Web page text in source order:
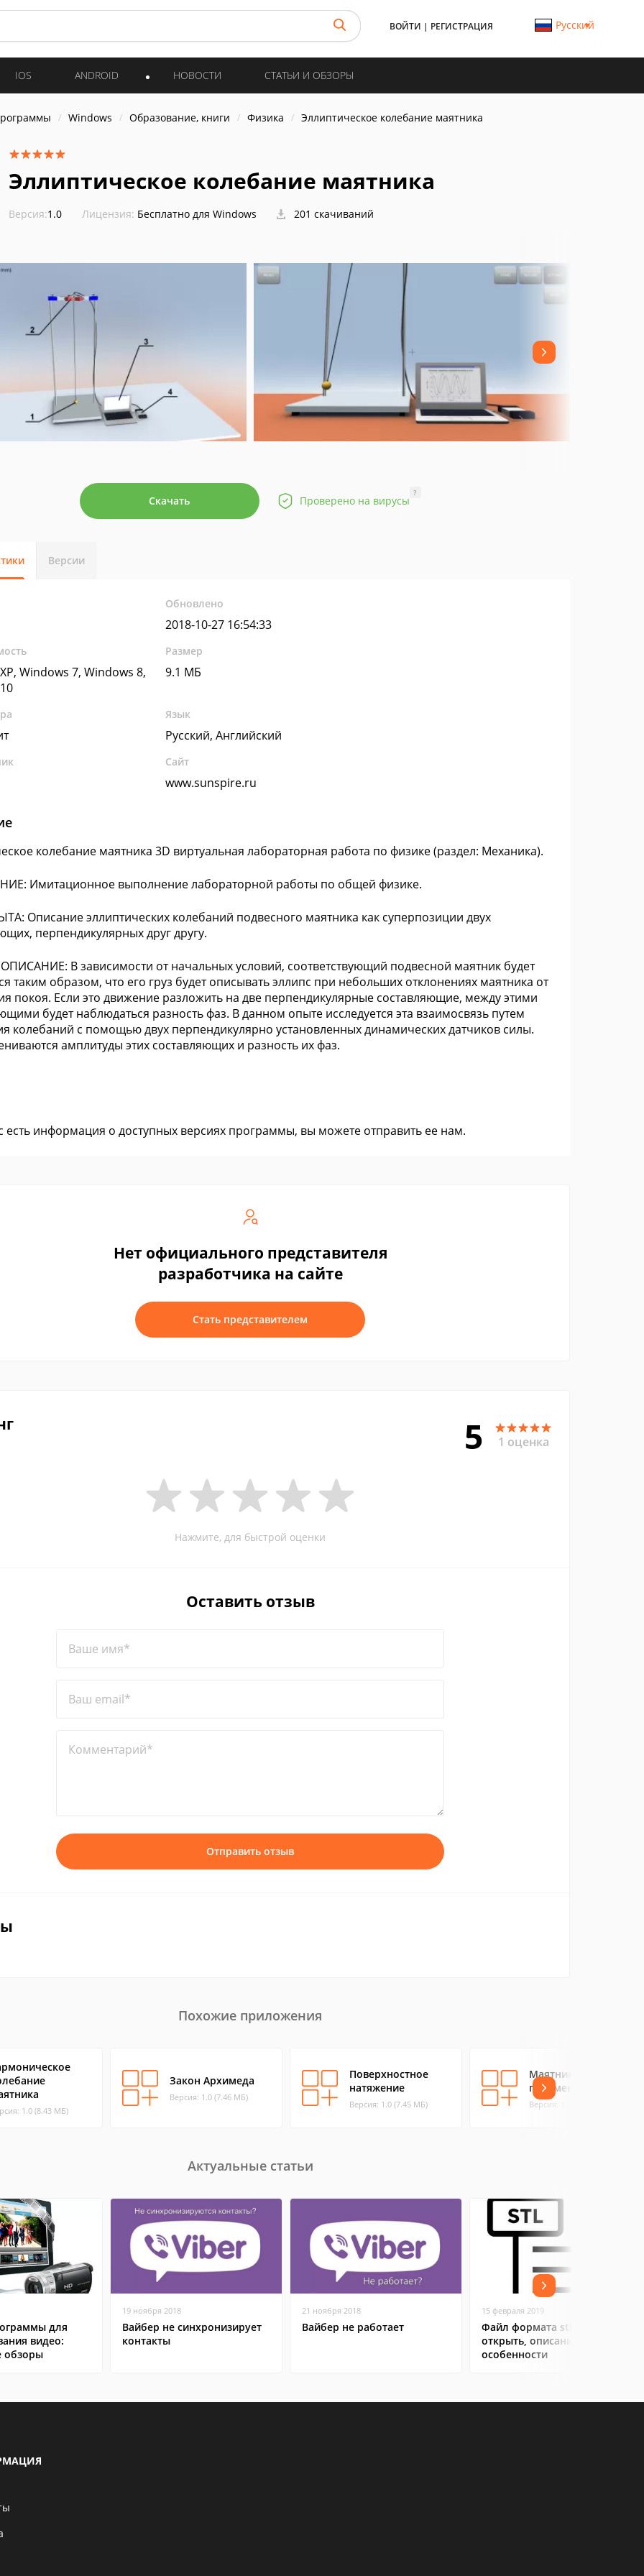
ВОЙТИ | РЕГИСТРАЦИЯ Русский
IOS ANDROID НОВОСТИ СТАТЬИ И ОБЗОРЫ
Windows Образование, книги Физика Эллиптическое колебание маятника
Эллиптическое колебание маятника
Версия:1.0 Лицензия: Бесплатно для Windows 201 скачиваний
Скачать Проверено на вирусы
?
Версии
Обновлено
2018-10-27 16:54:33
Windows 7, Windows 8,
Размер
9.1 МБ
Язык
Русский, Английский
Сайт
www.sunspire.ru
колебание маятника 3D виртуальная лабораторная работа по физике (раздел: Механика).
Имитационное выполнение лабораторной работы по общей физике.
Описание эллиптических колебаний подвесного маятника как суперпозиции двух
перпендикулярных друг другу.
В зависимости от начальных условий, соответствующий подвесной маятник будет
таким образом, что его груз будет описывать эллипс при небольших отклонениях маятника от
покоя. Если это движение разложить на две перпендикулярные составляющие, между этими
будет наблюдаться разность фаз. В данном опыте исследуется эта взаимосвязь путем
колебаний с помощью двух перпендикулярно установленных динамических датчиков силы.
амплитуды этих составляющих и разность их фаз.
есть информация о доступных версиях программы, вы можете отправить ее нам.
Нет официального представителя
разработчика на сайте
Стать представителем
5 1 оценка
Нажмите, для быстрой оценки
Оставить отзыв
Ваше имя*
Ваш email*
Комментарий*
Отправить отзыв
Похожие приложения
1.0 (8.43 МБ)
Закон Архимеда
Версия: 1.0 (7.46 МБ)
Поверхностное
натяжение
Версия: 1.0 (7.45 МБ)
Маятник с
переменным g
Версия: 1.0 (8.81 МБ)
Актуальные статьи
для
видео:
обзоры
19 ноября 2018
Вайбер не синхронизирует
контакты
21 ноября 2018
Вайбер не работает
15 февраля 2019
Файл формата stl: чем
открыть, описания,
особенности